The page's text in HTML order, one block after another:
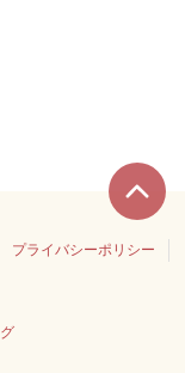
プライバシーポリシー